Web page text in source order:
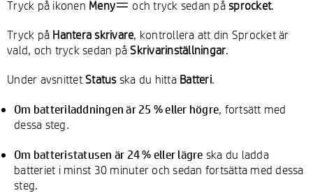
Tryck på ikonen Meny och tryck sedan påsprocket.
Tryck på Hantera skrivare, kontrollera att din Sprocket är
vald, och tryck sedan påSkrivarinställningar.
Under avsnittetStatusska du hitta Batteri.
Om batteriladdningen är 25 % eller högre, fortsätt med
dessa steg.
Om batteristatusen är 24 % eller lägre ska du ladda
batteriet i minst 30 minuter och sedan fortsätta med dessa
steg.